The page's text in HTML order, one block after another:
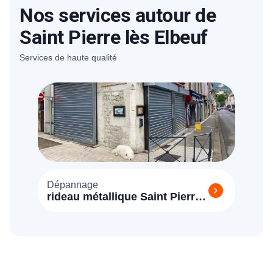
Nos services autour de
Saint Pierre lès Elbeuf
Services de haute qualité
Dépannage
rideau métallique Saint Pierre